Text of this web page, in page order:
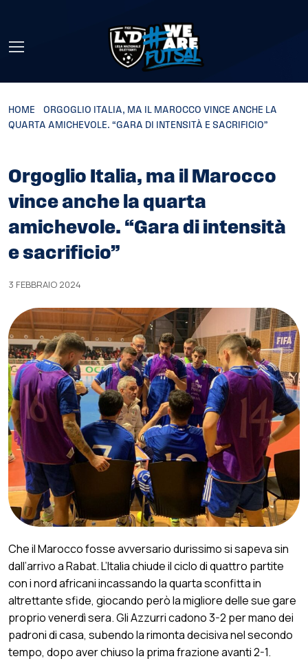
HOME
ORGOGLIO ITALIA, MA IL MAROCCO VINCE ANCHE LA
QUARTA AMICHEVOLE. “GARA DI INTENSITÀ E SACRIFICIO”
Orgoglio Italia, ma il Marocco
vince anche la quarta
amichevole. “Gara di intensità
e sacrificio”
3 FEBBRAIO 2024
Che il Marocco fosse avversario durissimo si sapeva sin
dall’arrivo a Rabat. L’Italia chiude il ciclo di quattro partite
con i nord africani incassando la quarta sconfitta in
altrettante sfide, giocando però la migliore delle sue gare
proprio venerdì sera. Gli Azzurri cadono 3-2 per mano dei
padroni di casa, subendo la rimonta decisiva nel secondo
tempo, dopo aver chiuso la prima frazione avanti 2-1.